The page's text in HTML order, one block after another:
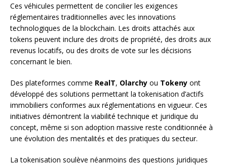
Ces véhicules permettent de concilier les exigences
réglementaires traditionnelles avec les innovations
technologiques de la blockchain. Les droits attachés aux
tokens peuvent inclure des droits de propriété, des droits aux
revenus locatifs, ou des droits de vote sur les décisions
concernant le bien.
Des plateformes comme RealT, Olarchy ou Tokeny ont
développé des solutions permettant la tokenisation d’actifs
immobiliers conformes aux réglementations en vigueur. Ces
initiatives démontrent la viabilité technique et juridique du
concept, même si son adoption massive reste conditionnée à
une évolution des mentalités et des pratiques du secteur.
La tokenisation soulève néanmoins des questions juridiques